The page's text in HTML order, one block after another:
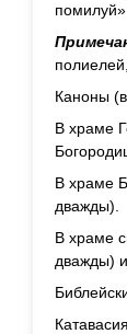
Каноны
В храме
В храме
дважды).
В храме
дважды)